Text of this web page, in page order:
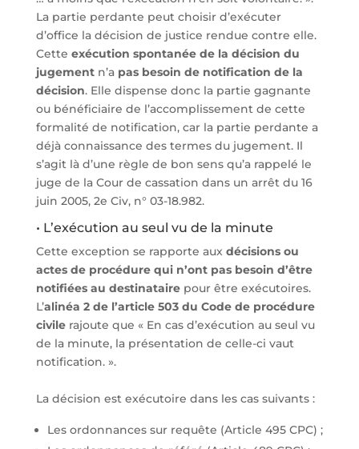
La partie perdante peut choisir d’exécuter
d’office la décision de justice rendue contre elle.
Cette exécution spontanée de la décision du
jugementn’a pas besoin de notification de la
décision. Elle dispense donc la partie gagnante
ou bénéficiaire de l’accomplissement de cette
formalité de notification, car la partie perdante a
déjà connaissance des termes du jugement. Il
s’agit là d’une règle de bon sens qu’a rappelé le
juge de la Cour de cassation dans un arrêt du 16
juin 2005, 2e Civ, n° 03-18.982.
• L’exécution au seul vu de la minute
Cette exception se rapporte aux décisions ou
actes de procédure qui n’ont pas besoin d’être
notifiées au destinatairepour être exécutoires.
L’alinéa 2 de l’article 503 du Code de procédure
civilerajoute que « En cas d’exécution au seul vu
de la minute, la présentation de celle-ci vaut
notification. ».
La décision est exécutoire dans les cas suivants :
Les ordonnances sur requête (Article 495 CPC) ;